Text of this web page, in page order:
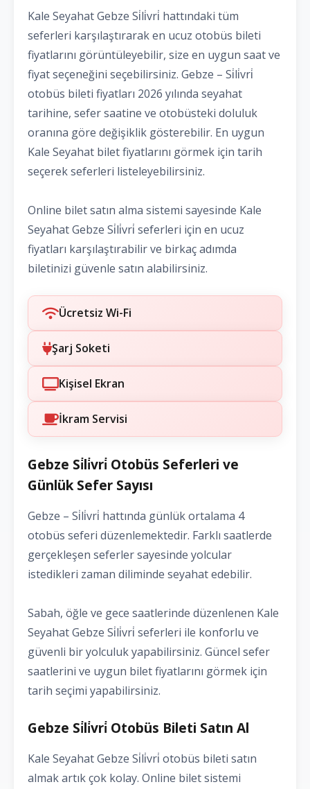
Kale Seyahat Gebze Si̇li̇vri̇ hattındaki tüm
seferleri karşılaştırarak en ucuz otobüs bileti
fiyatlarını görüntüleyebilir, size en uygun saat ve
fiyat seçeneğini seçebilirsiniz. Gebze – Si̇li̇vri̇
otobüs bileti fiyatları 2026 yılında seyahat
tarihine, sefer saatine ve otobüsteki doluluk
oranına göre değişiklik gösterebilir. En uygun
Kale Seyahat bilet fiyatlarını görmek için tarih
seçerek seferleri listeleyebilirsiniz.
Online bilet satın alma sistemi sayesinde Kale
Seyahat Gebze Si̇li̇vri̇ seferleri için en ucuz
fiyatları karşılaştırabilir ve birkaç adımda
biletinizi güvenle satın alabilirsiniz.
Ücretsiz Wi-Fi
Şarj Soketi
Kişisel Ekran
İkram Servisi
Gebze Si̇li̇vri̇ Otobüs Seferleri ve
Günlük Sefer Sayısı
Gebze – Si̇li̇vri̇ hattında günlük ortalama 4
otobüs seferi düzenlemektedir. Farklı saatlerde
gerçekleşen seferler sayesinde yolcular
istedikleri zaman diliminde seyahat edebilir.
Sabah, öğle ve gece saatlerinde düzenlenen Kale
Seyahat Gebze Si̇li̇vri̇ seferleri ile konforlu ve
güvenli bir yolculuk yapabilirsiniz. Güncel sefer
saatlerini ve uygun bilet fiyatlarını görmek için
tarih seçimi yapabilirsiniz.
Gebze Si̇li̇vri̇ Otobüs Bileti Satın Al
Kale Seyahat Gebze Si̇li̇vri̇ otobüs bileti satın
almak artık çok kolay. Online bilet sistemi